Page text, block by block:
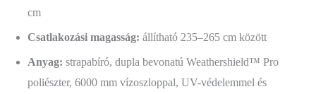
cm
Csatlakozási magasság: állítható 235–265 cm között
Anyag: strapabíró, dupla bevonatú Weathershield™ Pro
poliészter, 6000 mm vízoszloppal, UV-védelemmel és